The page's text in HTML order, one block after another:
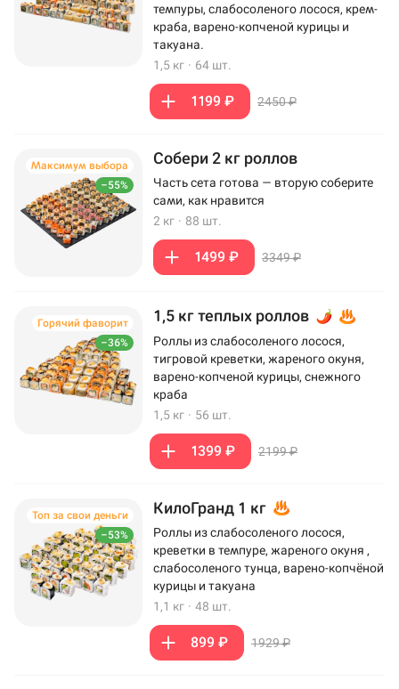
темпуры, слабосоленого лосося, крем-
краба, варено-копченой курицы и
такуана.
1,5 кг · 64 шт.
1199 ₽ 2450 ₽
–55%
Максимум выбора Собери 2 кг роллов
Часть сета готова — вторую соберите
сами, как нравится
2 кг · 88 шт.
1499 ₽ 3349 ₽
–36%
Горячий фаворит 1,5 кг теплых роллов
Роллы из слабосоленого лосося,
тигровой креветки, жареного окуня,
варено-копченой курицы, снежного
краба
1,5 кг · 56 шт.
1399 ₽ 2199 ₽
–53%
Топ за свои деньги КилоГранд 1 кг
Роллы из слабосоленого лосося,
креветки в темпуре, жареного окуня ,
слабосоленого тунца, варено-копчёной
курицы и такуана
1,1 кг · 48 шт.
899 ₽ 1929 ₽